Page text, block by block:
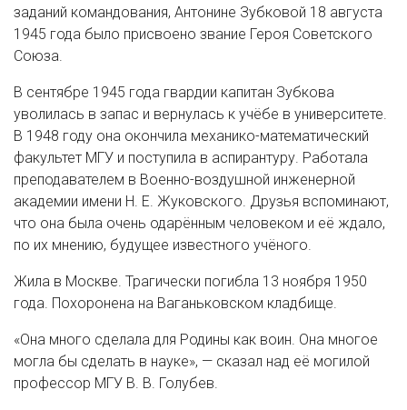
заданий командования, Антонине Зубковой 18 августа
1945 года было присвоено звание Героя Советского
Союза.
В сентябре 1945 года гвардии капитан Зубкова
уволилась в запас и вернулась к учёбе в университете.
В 1948 году она окончила механико-математический
факультет МГУ и поступила в аспирантуру. Работала
преподавателем в Военно-воздушной инженерной
академии имени Н. Е. Жуковского. Друзья вспоминают,
что она была очень одарённым человеком и её ждало,
по их мнению, будущее известного учёного.
Жила в Москве. Трагически погибла 13 ноября 1950
года. Похоронена на Ваганьковском кладбище.
«Она много сделала для Родины как воин. Она многое
могла бы сделать в науке», — сказал над её могилой
профессор МГУ В. В. Голубев.